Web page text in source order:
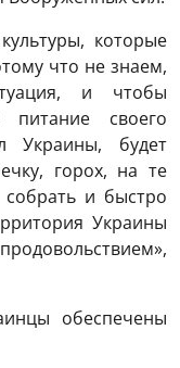
которые
что не знаем,
и чтобы
своего
Украины, будет
горох, на те
собрать и быстро
Украины
обеспечены